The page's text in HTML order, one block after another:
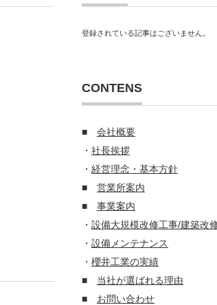
登録されている記事はございません。
CONTENS
■ 会社概要
・ 社長挨拶
・ 経営理念・基本方針
■ 営業所案内
■ 事業案内
・ 設備大規模改修工事/建築改
・ 設備メンテナンス
・ 櫻井工業の実績
■ 当社が選ばれる理由
■ お問い合わせ